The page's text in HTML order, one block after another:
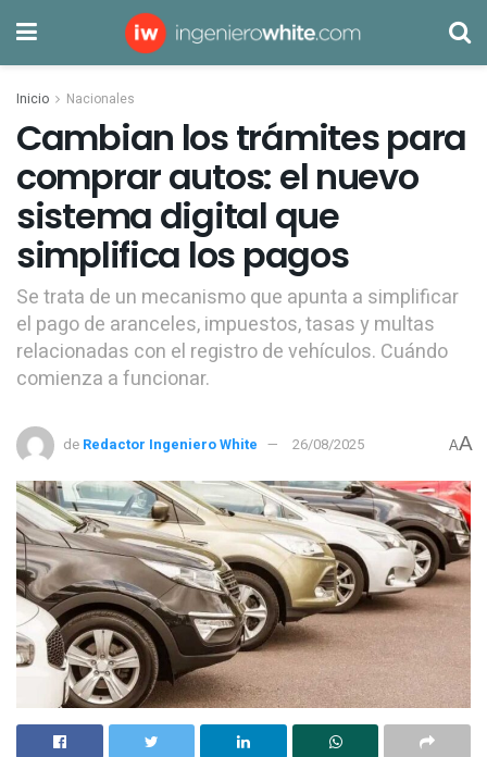
Inicio Nacionales
Cambian los trámites para
comprar autos: el nuevo
sistema digital que
simplifica los pagos
Se trata de un mecanismo que apunta a simplificar
el pago de aranceles, impuestos, tasas y multas
relacionadas con el registro de vehículos. Cuándo
comienza a funcionar.
de Redactor Ingeniero White 26/08/2025 AA